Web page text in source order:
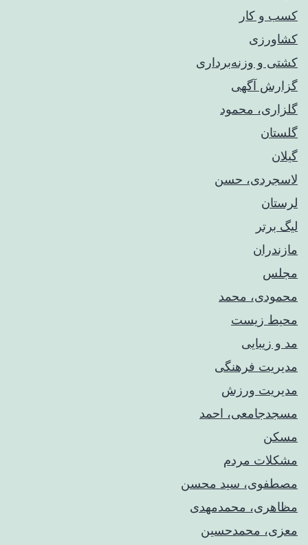
کسب و کار
کشاورزی
کشتی و وزنه‌برداری
گزارش آگهی
گلزاری، محمود
گلستان
گیلان
لاسجردی، حسن
لرستان
لیگ برتر
مازندران
مجلس
محمودی، محمد
محیط زیست
مد و زیبایی
مدیریت فرهنگی
مدیریت ورزش
مسجدجامعی، احمد
مسکن
مشکلات مردم
مصطفوی، سید محسن
مظاهری، محمدمهدی
معزی، محمدحسین